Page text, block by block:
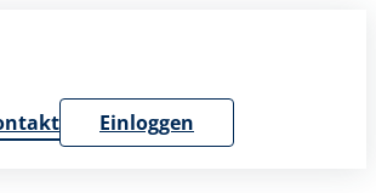
Einloggen